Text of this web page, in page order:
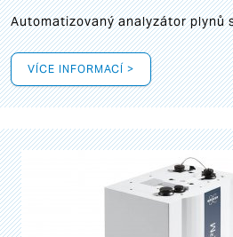
Automatizovaný analyzátor plynů
VÍCE INFORMACÍ >